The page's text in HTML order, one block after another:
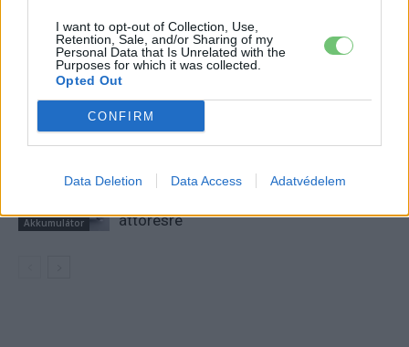
I want to opt-out of Collection, Use,
Retention, Sale, and/or Sharing of my
Personal Data that Is Unrelated with the
Purposes for which it was collected.
Opted Out
CONFIRM
Data Deletion Data Access Adatvédelem
Elektromos
bevetett egy 500 MWh-s Tesla
energiatárolót
autó
A Volkswagen csendben kínai
technológiára építi az elektromos
jövőjét
Akkumulátor
A BYD hat szabadalommal készül a
áttörésre